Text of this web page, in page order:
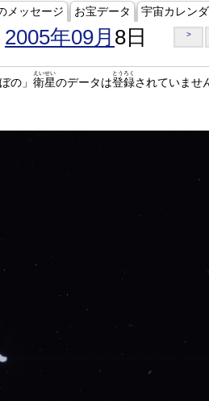
メッセージ お宝データ 宇宙カレン
2005年09月 8日 >
の」 衛星
えいせい
のデータは登録
とうろく
されていませ